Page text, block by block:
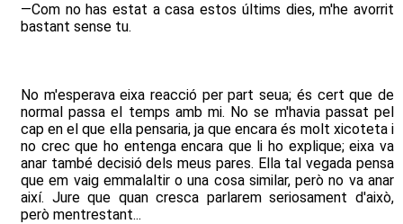
—Com no has estat a casa estos últims dies, m'he avorrit
bastant sense tu.
No m'esperava eixa reacció per part seua; és cert que de
normal passa el temps amb mi. No se m'havia passat pel
cap en el que ella pensaria, ja que encara és molt xicoteta i
no crec que ho entenga encara que li ho explique; eixa va
anar també decisió dels meus pares. Ella tal vegada pensa
que em vaig emmalaltir o una cosa similar, però no va anar
així. Jure que quan cresca parlarem seriosament d'això,
però mentrestant...